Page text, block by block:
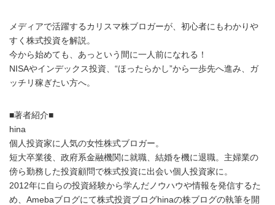
メディアで活躍するカリスマ株ブロガーが、初心者にもわかりや
すく株式投資を解説。
今から始めても、あっという間に一人前になれる！
NISAやインデックス投資、“ほったらかし”から一歩先へ進み、ガ
ッチリ稼ぎたい方へ。
■著者紹介■
hina
個人投資家に人気の女性株式ブロガー。
短大卒業後、政府系金融機関に就職、結婚を機に退職。主婦業の
傍ら勤務した投資顧問で株式投資に出会い個人投資家に。
2012年に自らの投資経験から学んだノウハウや情報を発信するた
め、Amebaブログにて株式投資ブログhinaの株ブログの執筆を開